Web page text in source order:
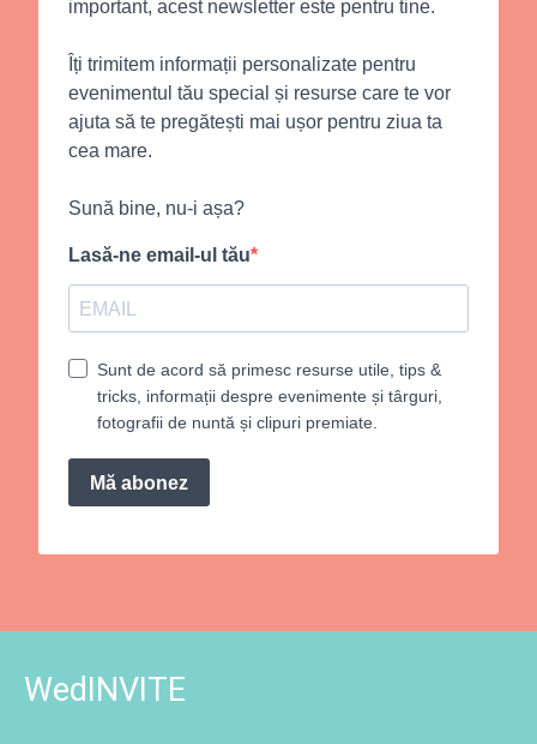
important, acest newsletter este pentru tine.
Îți trimitem informații personalizate pentru
evenimentul tău special și resurse care te vor
ajuta să te pregătești mai ușor pentru ziua ta
cea mare.
Sună bine, nu-i așa?
Lasă-ne email-ul tău
Sunt de acord să primesc resurse utile, tips &
tricks, informații despre evenimente și târguri,
fotografii de nuntă și clipuri premiate.
Mă abonez
WedINVITE